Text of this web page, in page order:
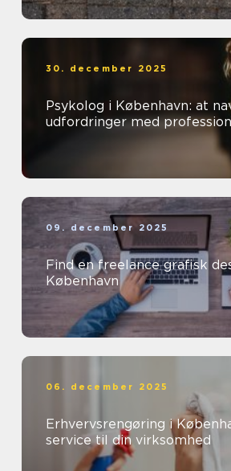
30. december 2025
Psykolog i København: at
udfordringer med
09. december 2025
Find en freelance grafisk
København
06. december 2025
Erhvervsrengøring i
service til din virksomhed